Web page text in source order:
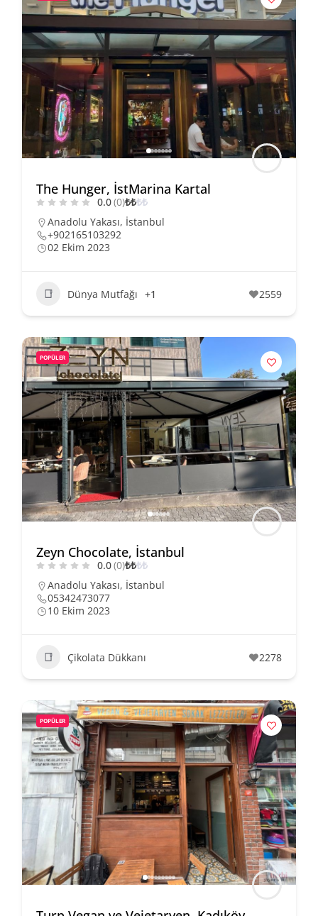
The Hunger, İstMarina Kartal
0.0(0)₺₺₺₺
Anadolu Yakası, İstanbul
+902165103292
02 Ekim 2023
Dünya Mutfağı +1 2559
POPÜLER
Zeyn Chocolate, İstanbul
0.0(0)₺₺₺₺
Anadolu Yakası, İstanbul
05342473077
10 Ekim 2023
Çikolata Dükkanı 2278
POPÜLER